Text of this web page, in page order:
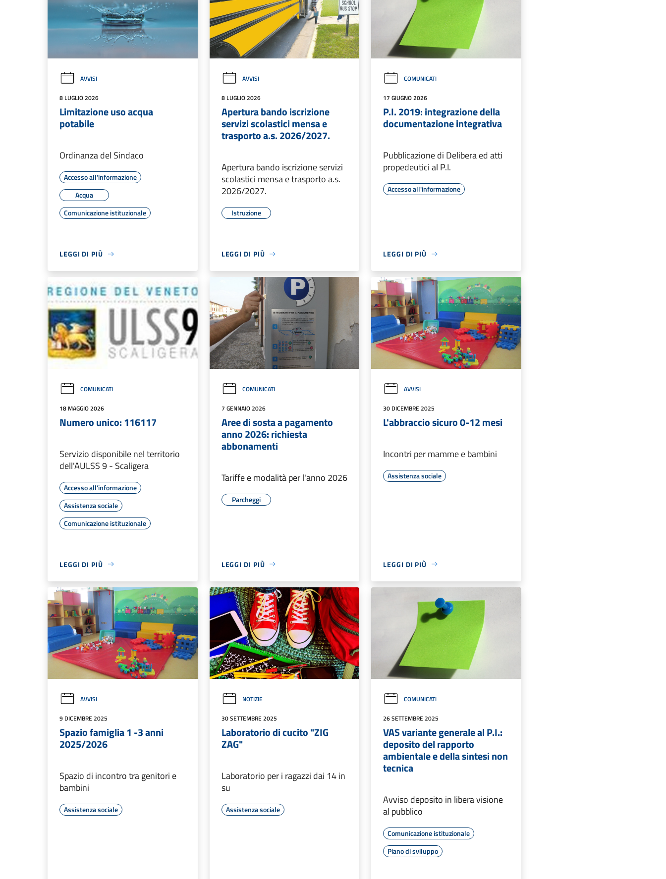
AVVISI
8 LUGLIO 2026
Limitazione uso acqua
potabile
Ordinanza del Sindaco
Accesso all'informazione
Acqua
Comunicazione istituzionale
LEGGI DI PIÙ
AVVISI
8 LUGLIO 2026
Apertura bando iscrizione
servizi scolastici mensa e
trasporto a.s. 2026/2027.
Apertura bando iscrizione servizi
scolastici mensa e trasporto a.s.
2026/2027.
Istruzione
LEGGI DI PIÙ
COMUNICATI
17 GIUGNO 2026
P.I. 2019: integrazione della
documentazione integrativa
Pubblicazione di Delibera ed atti
propedeutici al P.I.
Accesso all'informazione
LEGGI DI PIÙ
COMUNICATI
18 MAGGIO 2026
Numero unico: 116117
Servizio disponibile nel territorio
dell'AULSS 9 - Scaligera
Accesso all'informazione
Assistenza sociale
Comunicazione istituzionale
LEGGI DI PIÙ
COMUNICATI
7 GENNAIO 2026
Aree di sosta a pagamento
anno 2026: richiesta
abbonamenti
Tariffe e modalità per l'anno 2026
Parcheggi
LEGGI DI PIÙ
AVVISI
30 DICEMBRE 2025
L'abbraccio sicuro 0-12 mesi
Incontri per mamme e bambini
Assistenza sociale
LEGGI DI PIÙ
AVVISI
9 DICEMBRE 2025
Spazio famiglia 1 -3 anni
2025/2026
Spazio di incontro tra genitori e
bambini
Assistenza sociale
NOTIZIE
30 SETTEMBRE 2025
Laboratorio di cucito "ZIG
ZAG"
Laboratorio per i ragazzi dai 14 in
su
Assistenza sociale
COMUNICATI
26 SETTEMBRE 2025
VAS variante generale al P.I.:
deposito del rapporto
ambientale e della sintesi non
tecnica
Avviso deposito in libera visione
al pubblico
Comunicazione istituzionale
Piano di sviluppo